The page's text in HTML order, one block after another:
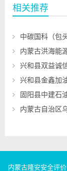
相关推荐
兴和县金鑫加
固阳县中建石
内蒙古隆安安全评